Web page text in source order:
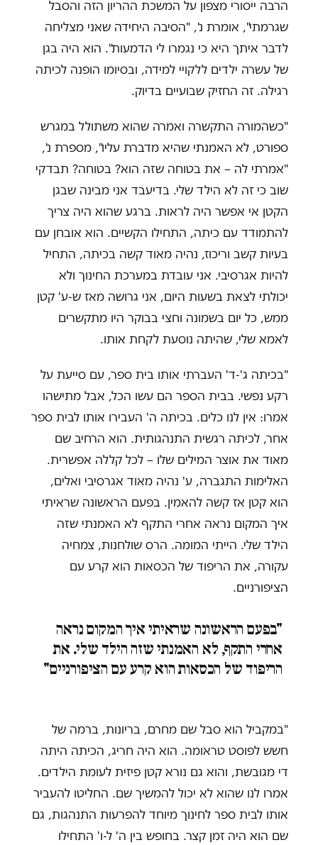
הרבה ייסורי מצפון על המשכת ההריון הזה והסבל
שגרמתי", אומרת נ', "הסיבה היחידה שאני מצליחה
לדבר איתך היא כי נגמרו לי הדמעות". הוא היה בגן
של עשרה ילדים ללקויי למידה, ובסיומו הופנה לכיתה
רגילה. זה החזיק שבועיים בדיוק.
"כשהמורה התקשרה ואמרה שהוא משתולל במגרש
ספורט, לא האמנתי שהיא מדברת עליו", מספרת נ',
"אמרתי לה – את בטוחה שזה הוא? בטוחה? תבדקי
שוב כי זה לא הילד שלי. בדיעבד אני מבינה שבגן
הקטן אי אפשר היה לראות. ברגע שהוא היה צריך
להתמודד עם כיתה, התחילו הקשיים. הוא אובחן עם
בעיות קשב וריכוז, נהיה מאוד קשה בכיתה, התחיל
להיות אגרסיבי. אני עובדת במערכת החינוך ולא
יכולתי לצאת בשעות היום, אני גרושה מאז ש-ע' קטן
ממש, כל יום בשמונה וחצי בבוקר היו מתקשרים
לאמא שלי, שהיתה נוסעת לקחת אותו.
"בכיתה ג'-ד' העברתי אותו בית ספר, עם סייעת על
רקע נפשי. בבית הספר הם עשו הכל, אבל מתישהו
אמרו: אין לנו כלים. בכיתה ה' העבירו אותו לבית ספר
אחר, לכיתה רגשית התנהגותית. הוא הרחיב שם
מאוד את אוצר המילים שלו – לכל קללה אפשרית.
האלימות התגברה, ע' נהיה מאוד אגרסיבי ואלים,
הוא קטן אז קשה להאמין. בפעם הראשונה שראיתי
איך המקום נראה אחרי התקף לא האמנתי שזה
הילד שלי. הייתי המומה. הרס שולחנות, צמחיה
עקורה, את הריפוד של הכסאות הוא קרע עם
הציפורניים.
"בפעם הראשונה שראיתי איך המקום נראה
אחרי התקף, לא האמנתי שזה הילד שלי. את
הריפוד של הכסאות הוא קרע עם הציפורניים"
"במקביל הוא סבל שם מחרם, בריונות, ברמה של
חשש לפוסט טראומה. הוא היה חריג, הכיתה היתה
די מגובשת, והוא גם נורא קטן פיזית לעומת הילדים.
אמרו לנו שהוא לא יכול להמשיך שם. החליטו להעביר
אותו לבית ספר לחינוך מיוחד להפרעות התנהגות, גם
שם הוא היה זמן קצר. בחופש בין ה' ל-ו' התחילו